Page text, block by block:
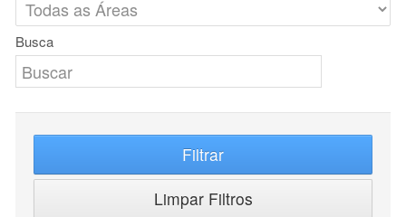
Busca
Filtrar
Limpar Filtros